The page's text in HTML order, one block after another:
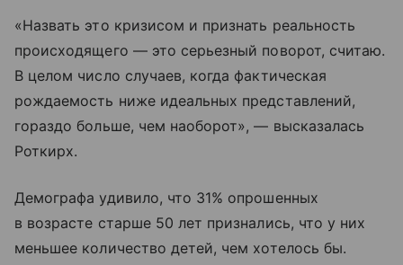
«Назвать это кризисом и признать реальность
происходящего — это серьезный поворот, считаю.
В целом число случаев, когда фактическая
рождаемость ниже идеальных представлений,
гораздо больше, чем наоборот», — высказалась
Роткирх.
Демографа удивило, что 31% опрошенных
в возрасте старше 50 лет признались, что у них
меньшее количество детей, чем хотелось бы.